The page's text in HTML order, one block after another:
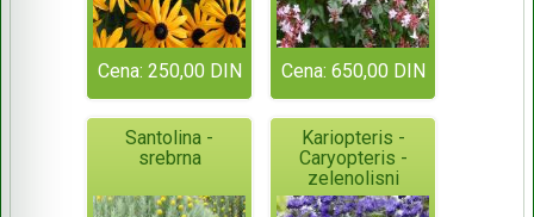
Cena: 250,00 DIN Cena: 650,00 DIN
Santolina -
srebrna
Kariopteris -
Caryopteris -
zelenolisni